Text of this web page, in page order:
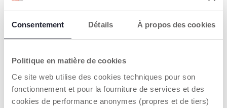
Consentement Détails À propos des cookies
Politique en matière de cookies
Ce site web utilise des cookies techniques pour son
fonctionnement et pour la fourniture de services et des
cookies de performance anonymes (propres et de tiers)
Trio Bellagio - First-Seat
Recline i-Size
TOEVOEGEN
Trio Seety 2
TOEVOEGEN